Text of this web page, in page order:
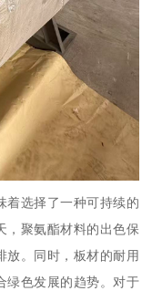
着选择了一种可持续的
，聚氨酯材料的出色保
放。同时，板材的耐用
绿色发展的趋势。对于